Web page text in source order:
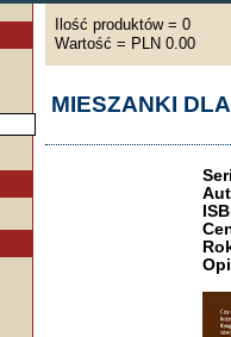
Ilość produktów = 0
Wartość = PLN 0.00
MIESZANKI